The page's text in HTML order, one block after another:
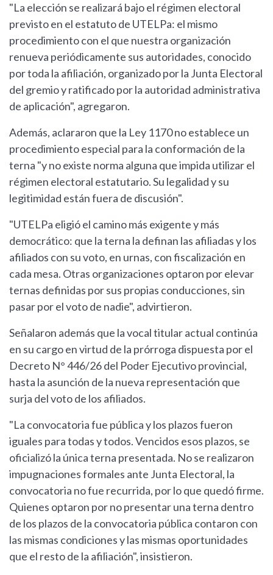
"La elección se realizará bajo el régimen electoral
previsto en el estatuto de UTELPa: el mismo
procedimiento con el que nuestra organización
renueva periódicamente sus autoridades, conocido
por toda la afiliación, organizado por la Junta Electoral
del gremio y ratificado por la autoridad administrativa
de aplicación", agregaron.
Además, aclararon que la Ley 1170 no establece un
procedimiento especial para la conformación de la
terna "y no existe norma alguna que impida utilizar el
régimen electoral estatutario. Su legalidad y su
legitimidad están fuera de discusión".
"UTELPa eligió el camino más exigente y más
democrático: que la terna la definan las afiliadas y los
afiliados con su voto, en urnas, con fiscalización en
cada mesa. Otras organizaciones optaron por elevar
ternas definidas por sus propias conducciones, sin
pasar por el voto de nadie", advirtieron.
Señalaron además que la vocal titular actual continúa
en su cargo en virtud de la prórroga dispuesta por el
Decreto N° 446/26 del Poder Ejecutivo provincial,
hasta la asunción de la nueva representación que
surja del voto de los afiliados.
"La convocatoria fue pública y los plazos fueron
iguales para todas y todos. Vencidos esos plazos, se
oficializó la única terna presentada. No se realizaron
impugnaciones formales ante Junta Electoral, la
convocatoria no fue recurrida, por lo que quedó firme.
Quienes optaron por no presentar una terna dentro
de los plazos de la convocatoria pública contaron con
las mismas condiciones y las mismas oportunidades
que el resto de la afiliación", insistieron.